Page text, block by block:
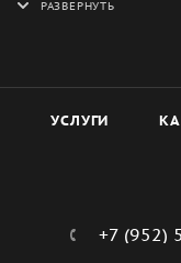
фильтр)
Вентилятор с
Датчик
Установка с
Настенный
вертикально
УСЛУГИ
+7 (952)